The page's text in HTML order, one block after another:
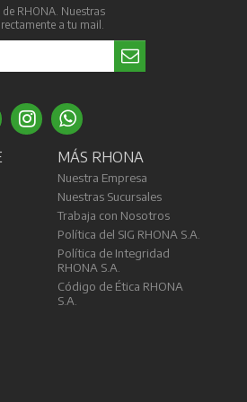
RHONA. Nuestras
a tu mail.
MÁS RHONA
Nuestra Empresa
Nuestras Sucursales
Trabaja con Nosotros
Política del SIG RHONA S.A.
Política de Integridad
RHONA S.A.
Código de Ética RHONA
S.A.